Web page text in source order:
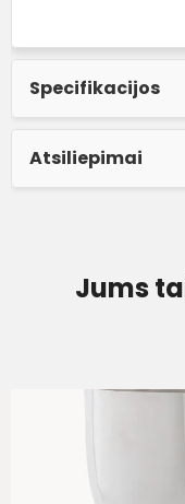
Specifikacijos
Atsiliepimai
Jums